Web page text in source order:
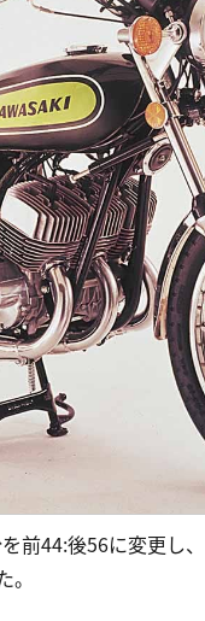
前44:後56に変更し